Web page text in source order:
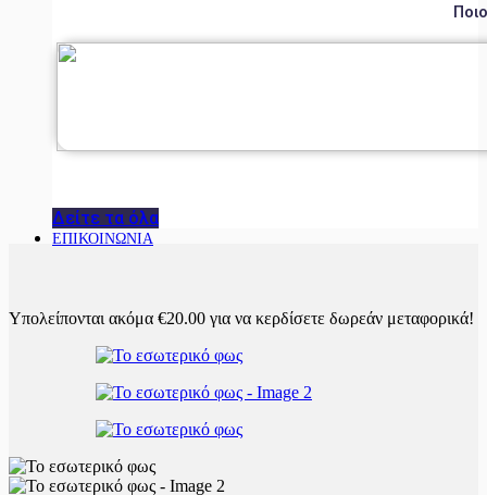
Δείτε τα όλα
ΕΠΙΚΟΙΝΩΝΙΑ
Υπολείπονται ακόμα €20.00 για να κερδίσετε δωρεάν μεταφορικά!